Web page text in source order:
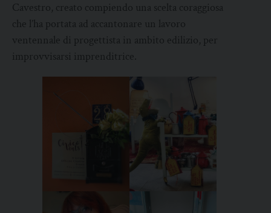
Cavestro, creato compiendo una scelta coraggiosa
che l’ha portata ad accantonare un lavoro
ventennale di progettista in ambito edilizio, per
improvvisarsi imprenditrice.